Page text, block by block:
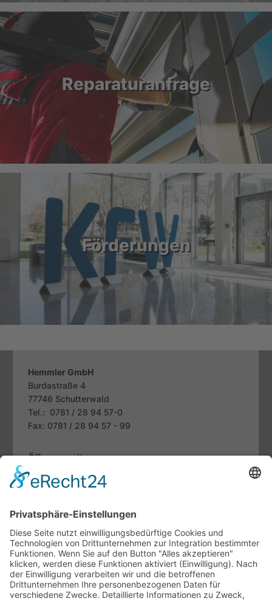
Reparaturanfrage
Förderungen
Hemmler GmbH
Burdastraße 4
77746 Schutterwald
Tel.: 0781 / 28 94 57-0
Fax: 0781 / 28 94 57 - 99
Öffnungszeiten
Mo. bis Fr.:
07.30 - 12.00 Uhr
Sa:
Fachthemen
Indoor-Living meets Outdoor-Living
Terrassendächer von Brustor